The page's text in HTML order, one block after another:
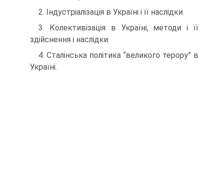
2. Індустріалізація в Україні і її наслідки.
3. Колективізація в Україні, методи і її
здійснення і наслідки.
4. Сталінська політика “великого терору” в
Україні.